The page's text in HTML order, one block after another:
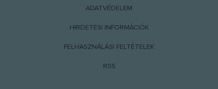
ADATVÉDELEM
HIRDETÉSI INFORMÁCIÓK
FELHASZNÁLÁSI FELTÉTELEK
RSS